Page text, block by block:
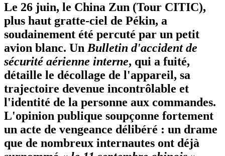
Le 26 juin, le China Zun (Tour CITIC),
plus haut gratte-ciel de Pékin, a
soudainement été percuté par un petit
avion blanc. UnBulletin d'accident de
sécurité aérienne interne, qui a fuité,
détaille le décollage de l'appareil, sa
trajectoire devenue incontrôlable et
l'identité de la personne aux commandes.
L'opinion publique soupçonne fortement
un acte de vengeance délibéré : un drame
que de nombreux internautes ont déjà